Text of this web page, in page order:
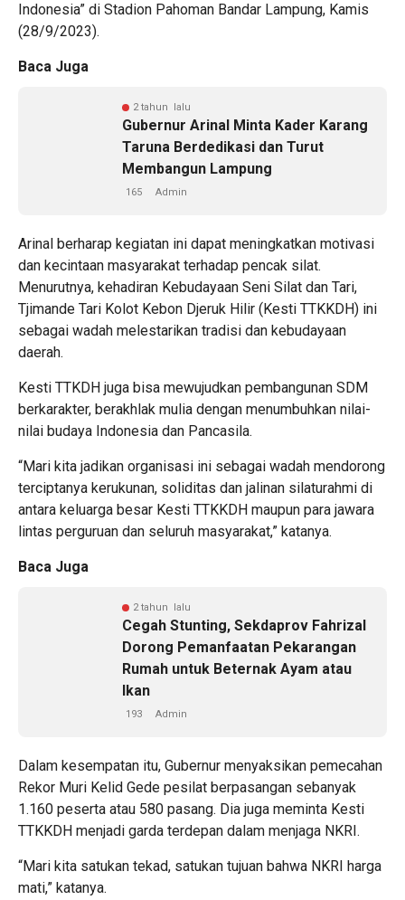
Indonesia” di Stadion Pahoman Bandar Lampung, Kamis
(28/9/2023).
Baca Juga
2 tahun lalu
Gubernur Arinal Minta Kader Karang
Taruna Berdedikasi dan Turut
Membangun Lampung
165 Admin
Arinal berharap kegiatan ini dapat meningkatkan motivasi
dan kecintaan masyarakat terhadap pencak silat.
Menurutnya, kehadiran Kebudayaan Seni Silat dan Tari,
Tjimande Tari Kolot Kebon Djeruk Hilir (Kesti TTKKDH) ini
sebagai wadah melestarikan tradisi dan kebudayaan
daerah.
Kesti TTKDH juga bisa mewujudkan pembangunan SDM
berkarakter, berakhlak mulia dengan menumbuhkan nilai-
nilai budaya Indonesia dan Pancasila.
“Mari kita jadikan organisasi ini sebagai wadah mendorong
terciptanya kerukunan, soliditas dan jalinan silaturahmi di
antara keluarga besar Kesti TTKKDH maupun para jawara
lintas perguruan dan seluruh masyarakat,” katanya.
Baca Juga
2 tahun lalu
Cegah Stunting, Sekdaprov Fahrizal
Dorong Pemanfaatan Pekarangan
Rumah untuk Beternak Ayam atau
Ikan
193 Admin
Dalam kesempatan itu, Gubernur menyaksikan pemecahan
Rekor Muri Kelid Gede pesilat berpasangan sebanyak
1.160 peserta atau 580 pasang. Dia juga meminta Kesti
TTKKDH menjadi garda terdepan dalam menjaga NKRI.
“Mari kita satukan tekad, satukan tujuan bahwa NKRI harga
mati,” katanya.